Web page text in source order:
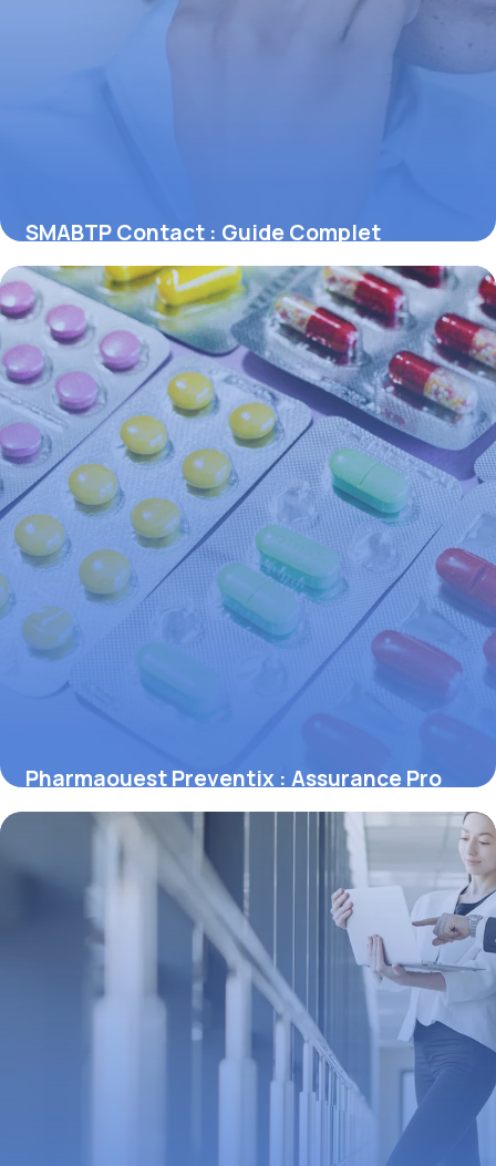
SMABTP Contact : Guide Complet
Assurance
31 mai 2026
Pharmaouest Preventix : Assurance Pro
2026